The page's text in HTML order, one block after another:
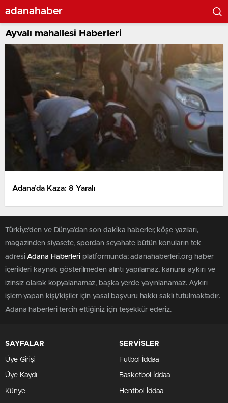
adanahaber
Ayvalı mahallesi Haberleri
Adana’da Kaza: 8 Yaralı
Türkiye'den ve Dünya’dan son dakika haberler, köşe yazıları,
magazinden siyasete, spordan seyahate bütün konuların tek
adresiAdana Haberleriplatformunda; adanahaberleri.org haber
içerikleri kaynak gösterilmeden alıntı yapılamaz, kanuna aykırı ve
izinsiz olarak kopyalanamaz, başka yerde yayınlanamaz. Aykırı
işlem yapan kişi/kişiler için yasal başvuru hakkı saklı tutulmaktadır.
Adana haberleri tercih ettiğiniz için teşekkür ederiz.
SAYFALAR
Üye Girişi
Üye Kaydı
Künye
SERVİSLER
Futbol İddaa
Basketbol İddaa
Hentbol İddaa